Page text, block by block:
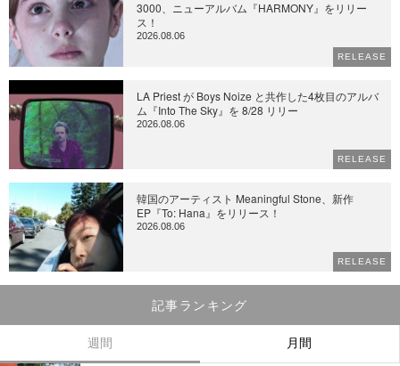
3000、ニューアルバム『HARMONY』をリリー
ス！
2026.08.06
RELEASE
LA Priest が Boys Noize と共作した4枚目のアルバ
ム『Into The Sky』を 8/28 リリー
2026.08.06
RELEASE
韓国のアーティスト Meaningful Stone、新作
EP『To: Hana』をリリース！
2026.08.06
RELEASE
記事ランキング
週間 月間